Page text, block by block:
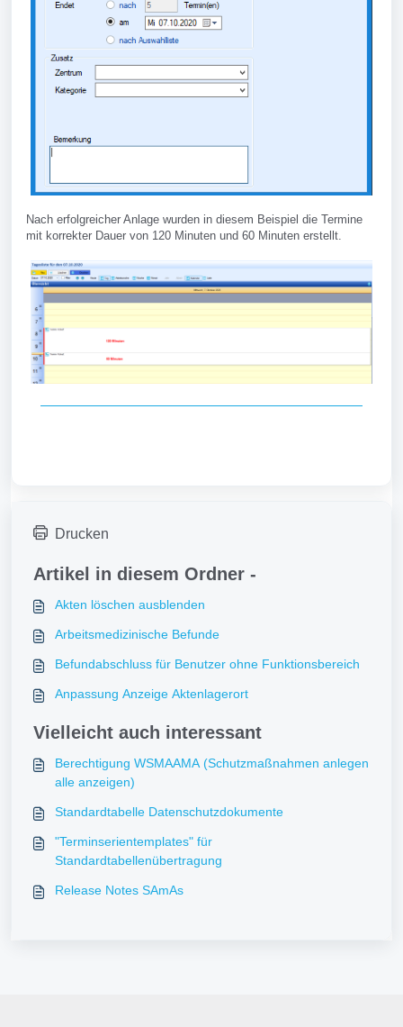
Nach erfolgreicher Anlage wurden in diesem Beispiel die Termine
mit korrekter Dauer von 120 Minuten und 60 Minuten erstellt.
Drucken
Artikel in diesem Ordner -
Akten löschen ausblenden
Arbeitsmedizinische Befunde
Befundabschluss für Benutzer ohne Funktionsbereich
Anpassung Anzeige Aktenlagerort
Vielleicht auch interessant
Berechtigung WSMAAMA (Schutzmaßnahmen anlegen
alle anzeigen)
Standardtabelle Datenschutzdokumente
"Terminserientemplates" für
Standardtabellenübertragung
Release Notes SAmAs